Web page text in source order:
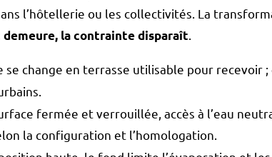
l’hôtellerie ou les collectivités. La
la contrainte disparaît
se change en terrasse utilisable pour recevoir ;
fermée et verrouillée, accès à l’eau
la configuration et l’homologation.